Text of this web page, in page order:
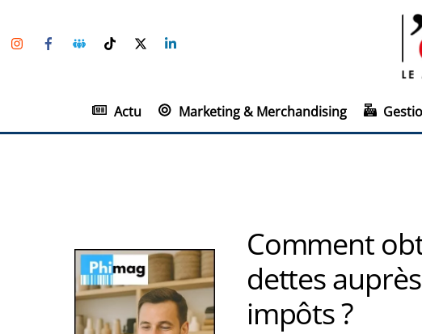
to
InstagramFacebookGroupe
Facebook
TikTokTwitter
Actu Marketing & Merchandising
Comment
dettes
impôts ?